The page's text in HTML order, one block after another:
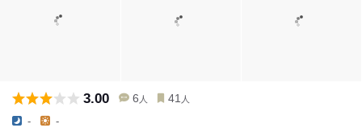
3.00 6 人 41 人
- -